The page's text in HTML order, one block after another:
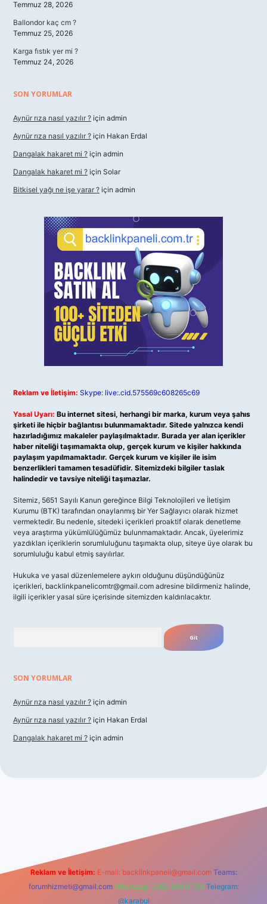
Temmuz 28, 2026
Ballondor kaç cm ?
Temmuz 25, 2026
Karga fıstık yer mi ?
Temmuz 24, 2026
SON YORUMLAR
Aynür rıza nasıl yazılır ? için admin
Aynür rıza nasıl yazılır ? için Hakan Erdal
Dangalak hakaret mi ? için admin
Dangalak hakaret mi ? için Solar
Bitkisel yağı ne işe yarar ? için admin
Reklam ve İletişim: Skype: live:.cid.575569c608265c69
Yasal Uyarı: Bu internet sitesi, herhangi bir marka, kurum veya şahıs
şirketi ile hiçbir bağlantısı bulunmamaktadır. Sitede yalnızca kendi
hazırladığımız makaleler paylaşılmaktadır. Burada yer alan içerikler
haber niteliği taşımamakta olup, gerçek kurum ve kişiler hakkında
paylaşım yapılmamaktadır. Gerçek kurum ve kişiler ile isim
benzerlikleri tamamen tesadüfidir. Sitemizdeki bilgiler taslak
halindedir ve tavsiye niteliği taşımazlar.
Sitemiz, 5651 Sayılı Kanun gereğince Bilgi Teknolojileri ve İletişim
Kurumu (BTK) tarafından onaylanmış bir Yer Sağlayıcı olarak hizmet
vermektedir. Bu nedenle, sitedeki içerikleri proaktif olarak denetleme
veya araştırma yükümlülüğümüz bulunmamaktadır. Ancak, üyelerimiz
yazdıkları içeriklerin sorumluluğunu taşımakta olup, siteye üye olarak bu
sorumluluğu kabul etmiş sayılırlar.
Hukuka ve yasal düzenlemelere aykırı olduğunu düşündüğünüz
içerikleri, backlinkpanelicomtr@gmail.com adresine bildirmeniz halinde,
ilgili içerikler yasal süre içerisinde sitemizden kaldırılacaktır.
SON YORUMLAR
Aynür rıza nasıl yazılır ? için admin
Aynür rıza nasıl yazılır ? için Hakan Erdal
Dangalak hakaret mi ? için admin
Reklam ve İletişim: E-mail: backlinkpaneli@gmail.com Teams:
forumhizmeti@gmail.com Whatsapp: 0262 606 0 726 Telegram:
@karabul